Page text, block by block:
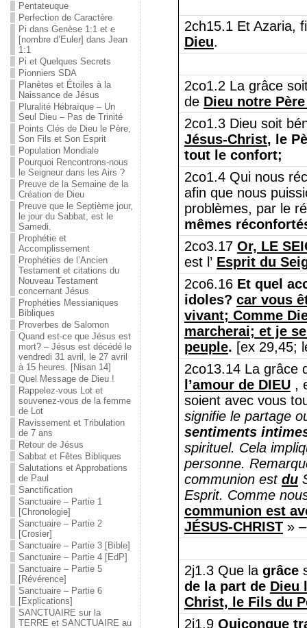
Pentateuque
Perfection de Caractère
Pi dans Genèse 1:1 et e
[nombre d’Euler] dans Jean
1:1
Pi et Quelques Secrets
Pionniers SDA
Planètes et Étoiles à la
Naissance de Jésus
Pluralité Hébraïque – Un
Seul Dieu – Pas de Trinité
Points Clés de Dieu le Père,
Son Fils et Son Esprit
Population Mondiale
Pourquoi Rencontrons-nous
le Seigneur dans les Airs ?
Preuve de la Semaine de la
Création de Dieu
Preuve que le Septième jour,
le jour du Sabbat, est le
Samedi.
Prophétie et
Accomplissement
Prophéties de l’Ancien
Testament et citations du
Nouveau Testament
concernant Jésus
Prophéties Messianiques
Bibliques
Proverbes de Salomon
Quand est-ce que Jésus est
mort? – Jésus est décédé le
vendredi 31 avril, le 27 avril
à 15 heures. [Nisan 14]
Quel Message de Dieu !
Rappelez-vous Lot et
souvenez-vous de la femme
de Lot
Ravissement et Tribulation
de 7 ans
Retour de Jésus
Sabbat et Fêtes Bibliques
Salutations et Approbations
de Paul
Sanctification
Sanctuaire – Partie 1
[Chronologie]
Sanctuaire – Partie 2
[Crosier]
Sanctuaire – Partie 3 [Bible]
Sanctuaire – Partie 4 [EdP]
Sanctuaire – Partie 5
[Révérence]
Sanctuaire – Partie 6
[Explications]
SANCTUAIRE sur la
TERRE et SANCTUAIRE au
2ch15.1 Et Azaria,
Dieu.
2co1.2 La grâce
de Dieu notre
2co1.3 Dieu soit
Jésus-Christ, le
tout le confort;
2co1.4 Qui nous
afin que nous
problèmes, par le
mêmes
2co3.17 Or, LE
est l’ Esprit du
2co6.16 Et quel
idoles? car vous
vivant; Comme
marcherai; et je
peuple. [ex 29,45;
2co13.14 La grâce
l’amour de DIEU,
soient avec vous
signifie le partage
sentiments
spirituel. Cela
personne.
communion est du
Esprit. Comme
communion est
JÉSUS-CHRIST»
2j1.3 Que la grâce
de la part de Dieu
Christ, le Fils du
2j1.9 Quiconque